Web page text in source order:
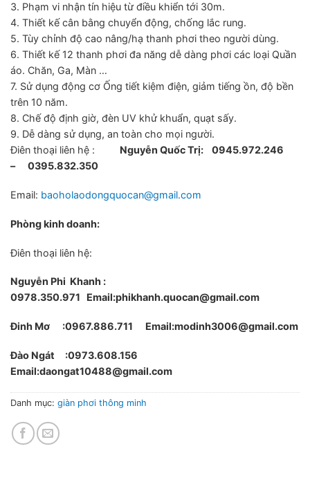
3. Phạm vi nhận tín hiệu từ điều khiển tới 30m.
4. Thiết kế cân bằng chuyển động, chống lắc rung.
5. Tùy chỉnh độ cao nâng/hạ thanh phơi theo người dùng.
6. Thiết kế 12 thanh phơi đa năng dễ dàng phơi các loại Quần
áo. Chăn, Ga, Màn …
7. Sử dụng động cơ Ống tiết kiệm điện, giảm tiếng ồn, độ bền
trên 10 năm.
8. Chế độ định giờ, đèn UV khử khuẩn, quạt sấy.
9. Dễ dàng sử dụng, an toàn cho mọi người.
Điên thoại liên hệ : Nguyễn Quốc Trị: 0945.972.246
– 0395.832.350
Email: baoholaodongquocan@gmail.com
Phòng kinh doanh:
Điên thoại liên hệ:
Nguyễn Phi Khanh :
0978.350.971 Email:phikhanh.quocan@gmail.com
Đinh Mơ :0967.886.711 Email:modinh3006@gmail.com
Đào Ngát :0973.608.156
Email:daongat10488@gmail.com
Danh mục: giàn phơi thông minh